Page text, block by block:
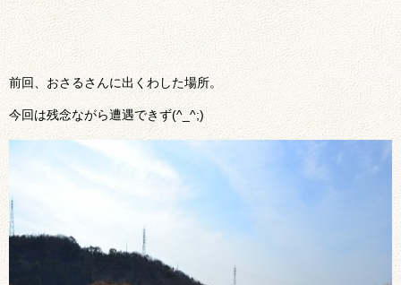
前回、おさるさんに出くわした場所。
今回は残念ながら遭遇できず(^_^;)